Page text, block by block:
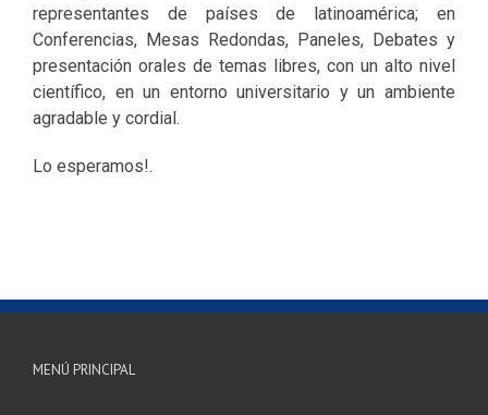
representantes de países de latinoamérica; en
Conferencias, Mesas Redondas, Paneles, Debates y
presentación orales de temas libres, con un alto nivel
científico, en un entorno universitario y un ambiente
agradable y cordial.
Lo esperamos!.
MENÚ PRINCIPAL